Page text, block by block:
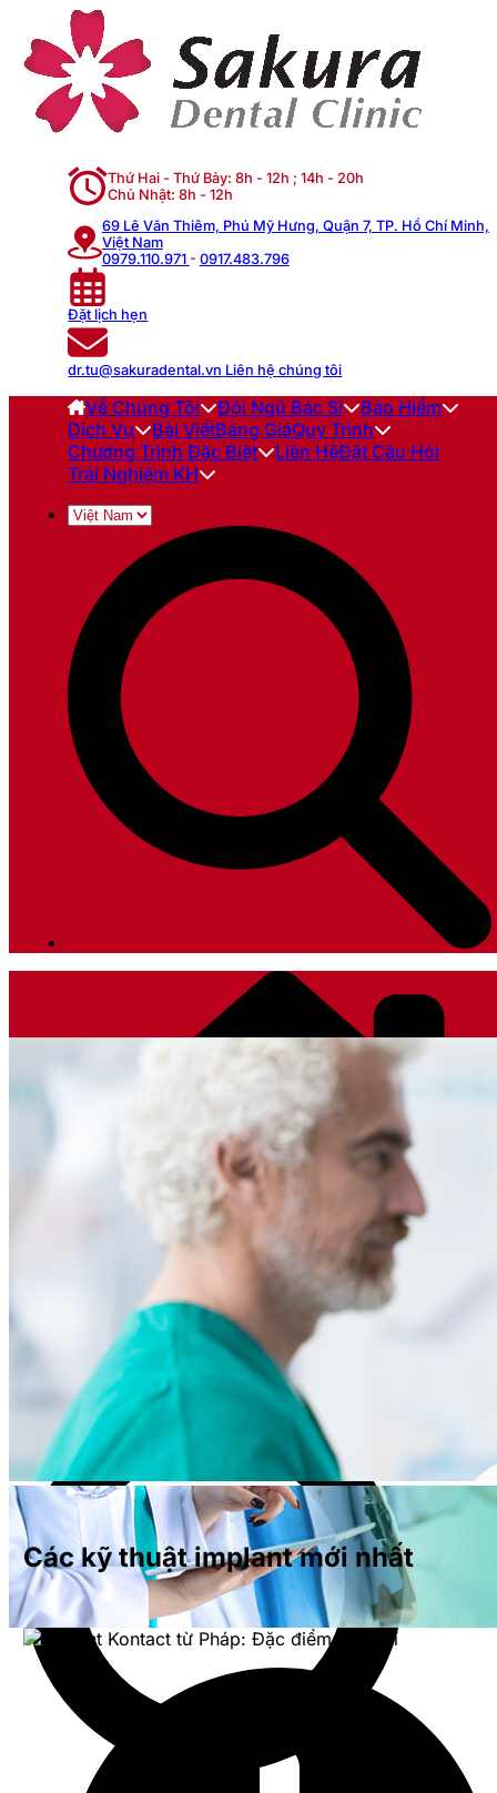
Thứ Hai - Thứ Bảy: 8h - 12h ; 14h - 20h
Chủ Nhật: 8h - 12h
69 Lê Văn Thiêm, Phú Mỹ Hưng, Quận 7, TP. Hồ Chí Minh,
Việt Nam
0979.110.971 - 0917.483.796
Đặt lịch hẹn
dr.tu@sakuradental.vn Liên hệ chúng tôi
Về Chúng Tôi Đội Ngũ Bác Sĩ
Bảo Hiểm
Dịch Vụ
Bài ViếtBảng GiáQuy Trình
Chương Trình Đặc Biệt
Liên HệĐặt Câu Hỏi
Trải Nghiệm KH
Các kỹ thuật implant mới nhất